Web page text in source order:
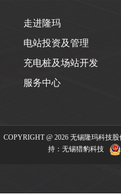
走进隆玛
电站投资及管理
充电桩及场站开发
服务中心
COPYRIGHT @ 2026 无锡隆玛科技
持： 无锡猎豹科技